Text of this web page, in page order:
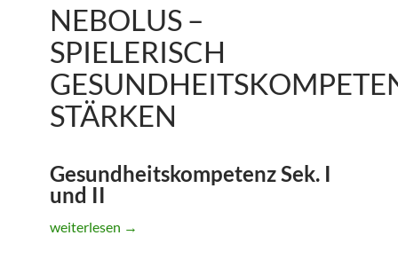
NEBOLUS –
SPIELERISCH
STÄRKEN
Gesundheitskompetenz Sek. I
und II
Nebolus – spielerisch Gesundheitskompetenz stärken
weiterlesen →